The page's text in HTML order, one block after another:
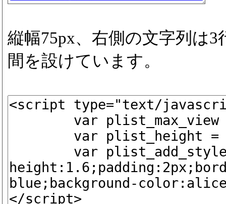
縦幅75px、右側の文字列は
間を設けています。